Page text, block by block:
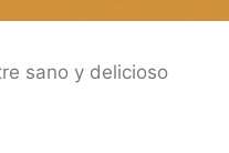
sano y delicioso